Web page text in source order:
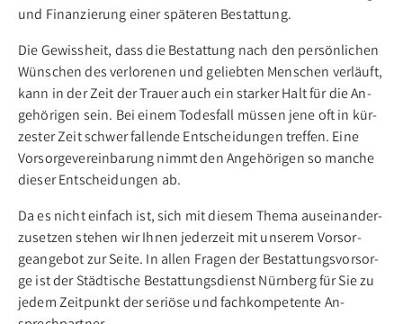
und Fi­nan­zie­rung ei­ner spä­te­ren Be­stat­tung.
Die Ge­wiss­heit, dass die Be­stat­tung nach den per­sön­li­chen
Wün­schen des ver­lo­re­nen und ge­lieb­ten Men­schen ver­läuft,
kann in der Zeit der Trau­er auch ein star­ker Halt für die An­
ge­hö­ri­gen sein. Bei ei­nem To­des­fall müs­sen je­ne oft in kür­
zes­ter Zeit schwer fal­len­de Ent­schei­dun­gen tref­fen. Ei­ne
Vor­sor­ge­ver­ein­ba­rung nimmt den An­ge­hö­ri­gen so man­che
die­ser Ent­schei­dun­gen ab.
Da es nicht ein­fach ist, sich mit die­sem The­ma aus­ein­an­der­
zu­set­zen ste­hen wir Ih­nen je­der­zeit mit un­se­rem Vor­sor­
gean­ge­bot zur Sei­te. In al­­len Fra­­gen der Be­­stat­­tungs­­vor­sor­­
ge ist der Städ­­ti­­sche Be­­stat­­tungs­­dienst Nürn­­berg für Sie zu
je­­dem Zeit­­punkt der se­­ri­ö­­se und fach­­kom­­pe­­ten­­te An­­